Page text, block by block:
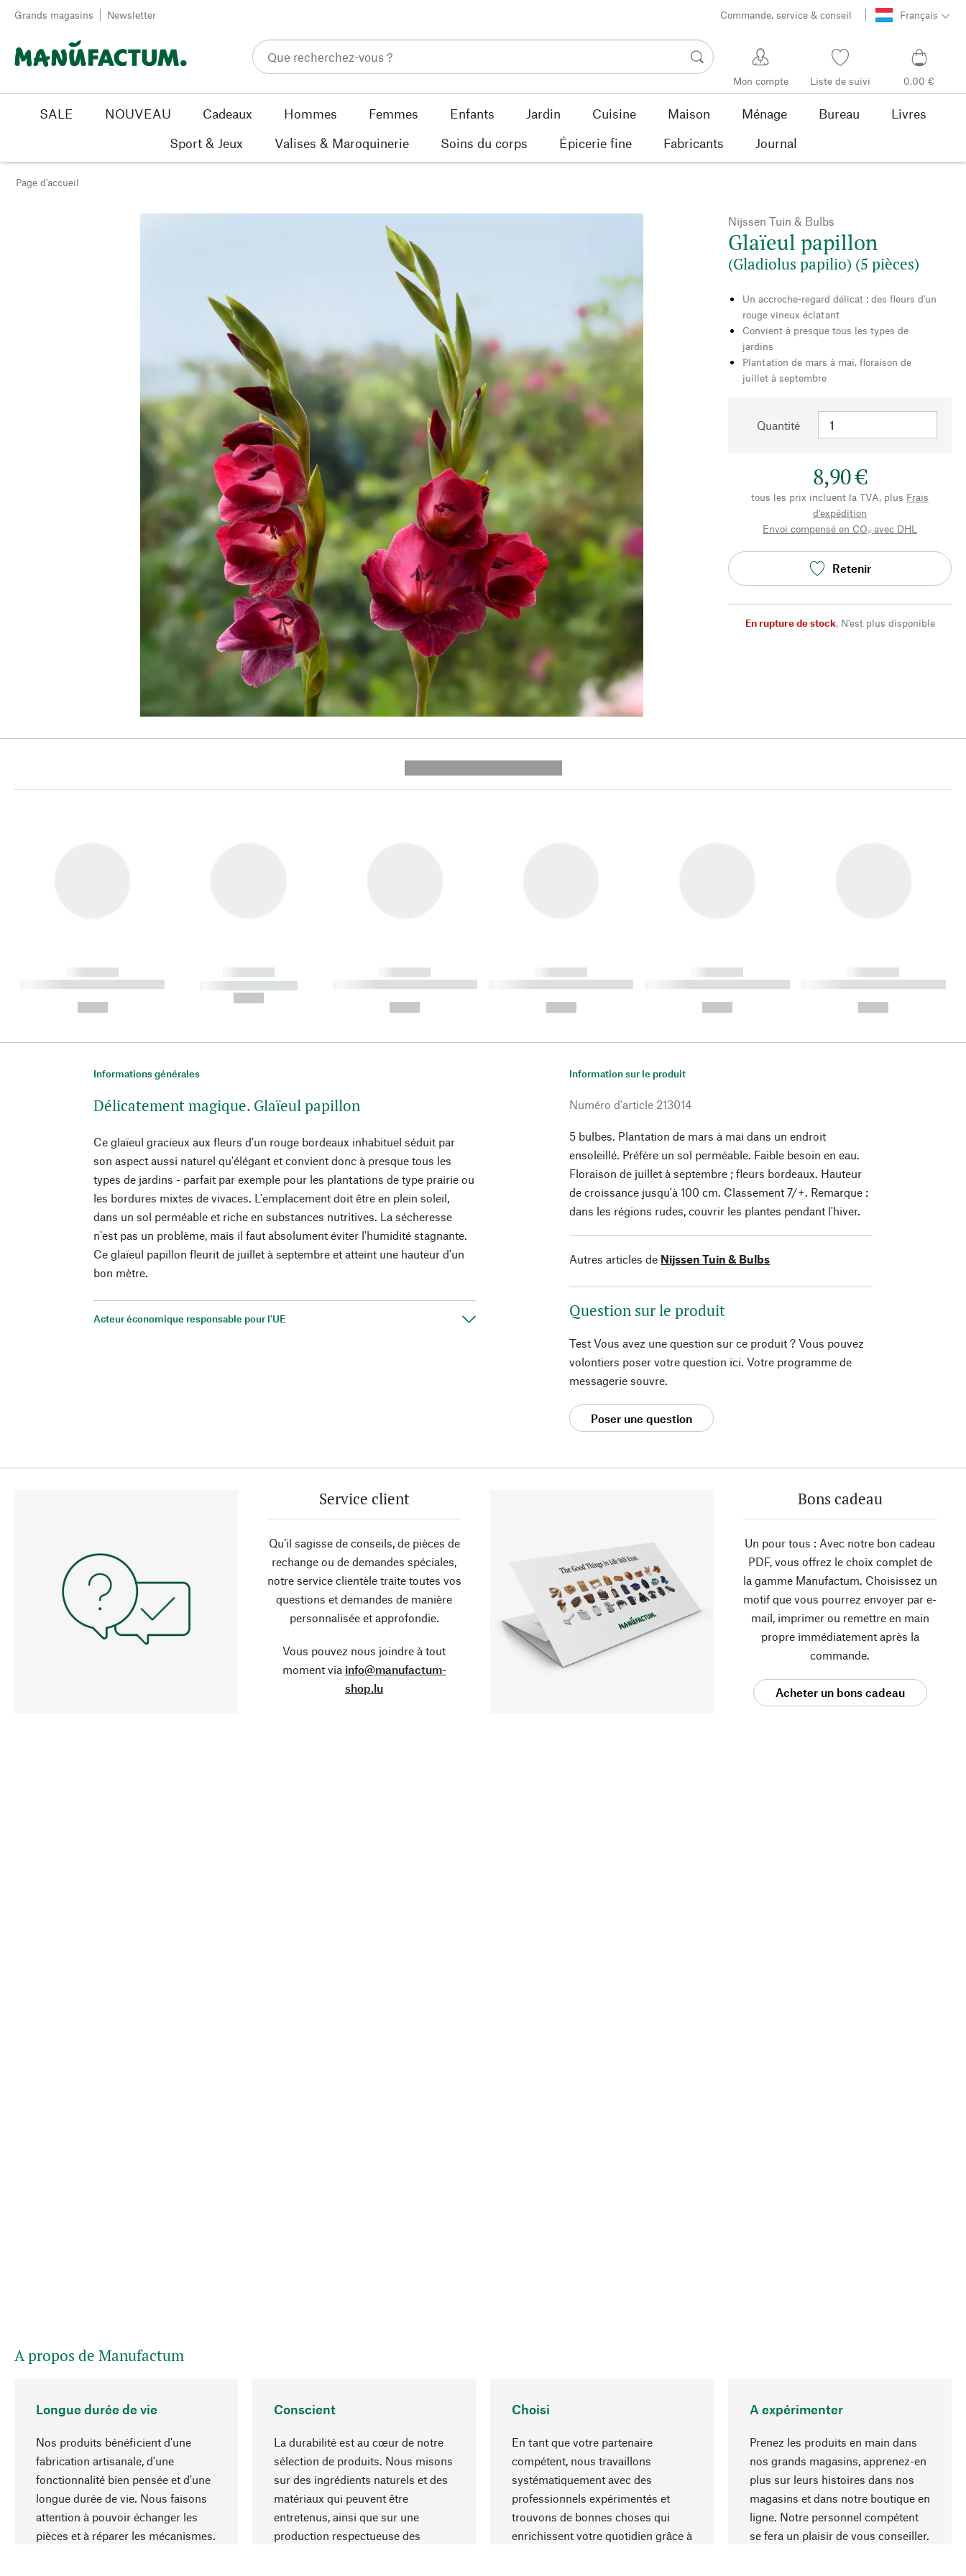
Passer au contenu
Grands magasins Newsletter Commande, service & conseil Français
Mon compte Liste de suivi 0,00 €
SALE NOUVEAU Cadeaux Hommes Femmes Enfants Jardin Cuisine Maison Ménage Bureau
Livres
Sport & Jeux
Valises & Maroquinerie Soins du corps Épicerie fine Fabricants Journal
Page d'accueil
Nijssen Tuin & Bulbs
Glaïeul papillon
(Gladiolus papilio) (5 pièces)
Un accroche-regard délicat : des fleurs d'un
rouge vineux éclatant
Convient à presque tous les types de
jardins
Plantation de mars à mai, floraison de
juillet à septembre
Quantité
8,90 €
tous les prix incluent la TVA, plus Frais
d'expédition
Envoi compensé en CO₂ avec DHL
Retenir
En rupture de stock, N'est plus disponible
------------
----------- ----------- ----------
------------
----------- -----------
------------
----------- ----------- ----------
------------
----------- ----------- ----------
------------
----------- ----------- ----------
------------
----------- ----------- ----------
Informations générales
Délicatement magique. Glaïeul papillon
Ce glaïeul gracieux aux fleurs d'un rouge bordeaux inhabituel séduit par
son aspect aussi naturel qu'élégant et convient donc à presque tous les
types de jardins - parfait par exemple pour les plantations de type prairie ou
les bordures mixtes de vivaces. L'emplacement doit être en plein soleil,
dans un sol perméable et riche en substances nutritives. La sécheresse
n'est pas un problème, mais il faut absolument éviter l'humidité stagnante.
Ce glaïeul papillon fleurit de juillet à septembre et atteint une hauteur d'un
bon mètre.
Acteur économique responsable pour l'UE
Information sur le produit
Numéro d'article 213014
5 bulbes. Plantation de mars à mai dans un endroit
ensoleillé. Préfère un sol perméable. Faible besoin en eau.
Floraison de juillet à septembre ; fleurs bordeaux. Hauteur
de croissance jusqu'à 100 cm. Classement 7/+. Remarque :
dans les régions rudes, couvrir les plantes pendant l'hiver.
Autres articles de Nijssen Tuin & Bulbs
Question sur le produit
Test Vous avez une question sur ce produit ? Vous pouvez
volontiers poser votre question ici. Votre programme de
messagerie souvre.
Poser une question
Service client
Qu’il sagisse de conseils, de pièces de
rechange ou de demandes spéciales,
notre service clientèle traite toutes vos
questions et demandes de manière
personnalisée et approfondie.
Vous pouvez nous joindre à tout
moment via info@manufactum-
shop.lu
Bons cadeau
Un pour tous : Avec notre bon cadeau
PDF, vous offrez le choix complet de
la gamme Manufactum. Choisissez un
motif que vous pourrez envoyer par e-
mail, imprimer ou remettre en main
propre immédiatement après la
commande.
Acheter un bons cadeau
A propos de Manufactum
Longue durée de vie
Nos produits bénéficient d'une
fabrication artisanale, d'une
fonctionnalité bien pensée et d'une
longue durée de vie. Nous faisons
attention à pouvoir échanger les
pièces et à réparer les mécanismes.
Conscient
La durabilité est au cœur de notre
sélection de produits. Nous misons
sur des ingrédients naturels et des
matériaux qui peuvent être
entretenus, ainsi que sur une
production respectueuse des
Choisi
En tant que votre partenaire
compétent, nous travaillons
systématiquement avec des
professionnels expérimentés et
trouvons de bonnes choses qui
enrichissent votre quotidien grâce à
A expérimenter
Prenez les produits en main dans
nos grands magasins, apprenez-en
plus sur leurs histoires dans nos
magasins et dans notre boutique en
ligne. Notre personnel compétent
se fera un plaisir de vous conseiller.